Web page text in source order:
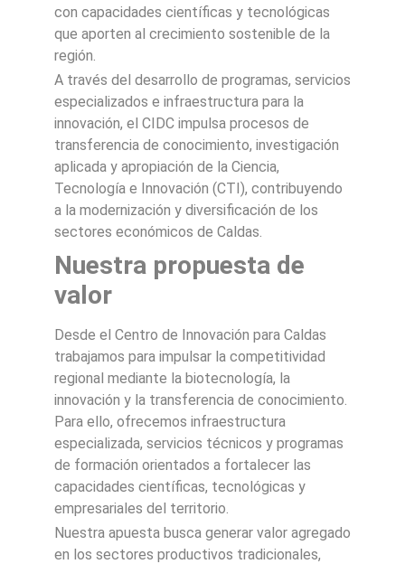
con capacidades científicas y tecnológicas
que aporten al crecimiento sostenible de la
región.
A través del desarrollo de programas, servicios
especializados e infraestructura para la
innovación, el CIDC impulsa procesos de
transferencia de conocimiento, investigación
aplicada y apropiación de la Ciencia,
Tecnología e Innovación (CTI), contribuyendo
a la modernización y diversificación de los
sectores económicos de Caldas.
Nuestra propuesta de
valor
Desde el Centro de Innovación para Caldas
trabajamos para impulsar la competitividad
regional mediante la biotecnología, la
innovación y la transferencia de conocimiento.
Para ello, ofrecemos infraestructura
especializada, servicios técnicos y programas
de formación orientados a fortalecer las
capacidades científicas, tecnológicas y
empresariales del territorio.
Nuestra apuesta busca generar valor agregado
en los sectores productivos tradicionales,